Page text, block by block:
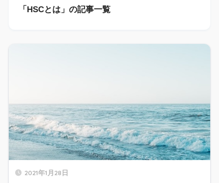
「HSCとは」の記事一覧
2021年1月28日